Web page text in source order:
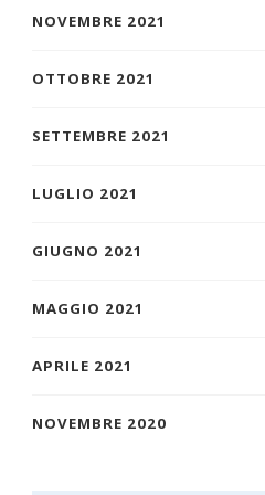
NOVEMBRE 2021
OTTOBRE 2021
SETTEMBRE 2021
LUGLIO 2021
GIUGNO 2021
MAGGIO 2021
APRILE 2021
NOVEMBRE 2020